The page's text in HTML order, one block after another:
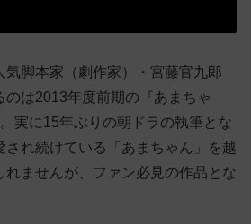
気脚本家（劇作家）・宮藤官九郎
のは2013年度前期の『あまちゃ
実に15年ぶりの朝ドラの執筆とな
され続けている「あまちゃん」を越
れませんが、ファン必見の作品とな